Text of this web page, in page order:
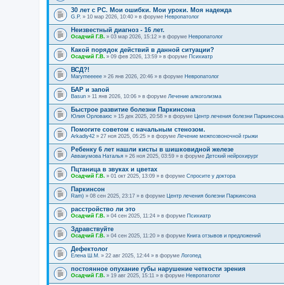
30 лет с РС. Мои ошибки. Мои уроки. Моя надежда
G.P. » 10 мар 2026, 10:40 » в форуме Невропатолог
Неизвестный диагноз - 16 лет.
Осадчий Г.В. » 03 мар 2026, 15:12 » в форуме Невропатолог
Какой порядок действий в данной ситуации?
Осадчий Г.В. » 09 фев 2026, 13:59 » в форуме Психиатр
ВСД?!
Marymeeeee » 26 янв 2026, 20:46 » в форуме Невропатолог
БАР и запой
Basun » 11 янв 2026, 10:06 » в форуме Лечение алкоголизма
Быстрое развитие болезни Паркинсона
Юлия Орловаюс » 15 дек 2025, 20:58 » в форуме Центр лечения болезни Паркинсона
Помогите советом с начальным стенозом.
Arkadiy42 » 27 ноя 2025, 05:25 » в форуме Лечение межпозвоночной грыжи
Ребенку 6 лет нашли кисты в шишковидной железе
Аввакумова Наталья » 26 ноя 2025, 03:59 » в форуме Детский нейрохирург
Пцтаница в звуках и цветах
Осадчий Г.В. » 01 окт 2025, 13:09 » в форуме Спросите у доктора
Паркинсон
Ram) » 08 сен 2025, 23:17 » в форуме Центр лечения болезни Паркинсона
расстройство ли это
Осадчий Г.В. » 04 сен 2025, 11:24 » в форуме Психиатр
Здравствуйте
Осадчий Г.В. » 04 сен 2025, 11:20 » в форуме Книга отзывов и предложений
Дефектолог
Елена Ш.М. » 22 авг 2025, 12:44 » в форуме Логопед
постоянное опухание губы нарушение четкости зрения
Осадчий Г.В. » 19 авг 2025, 15:11 » в форуме Невропатолог